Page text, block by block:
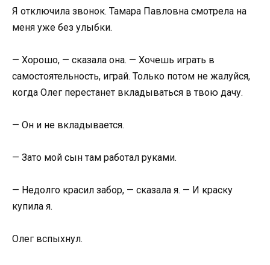
Я отключила звонок. Тамара Павловна смотрела на
меня уже без улыбки.
— Хорошо, — сказала она. — Хочешь играть в
самостоятельность, играй. Только потом не жалуйся,
когда Олег перестанет вкладываться в твою дачу.
— Он и не вкладывается.
— Зато мой сын там работал руками.
— Недолго красил забор, — сказала я. — И краску
купила я.
Олег вспыхнул.